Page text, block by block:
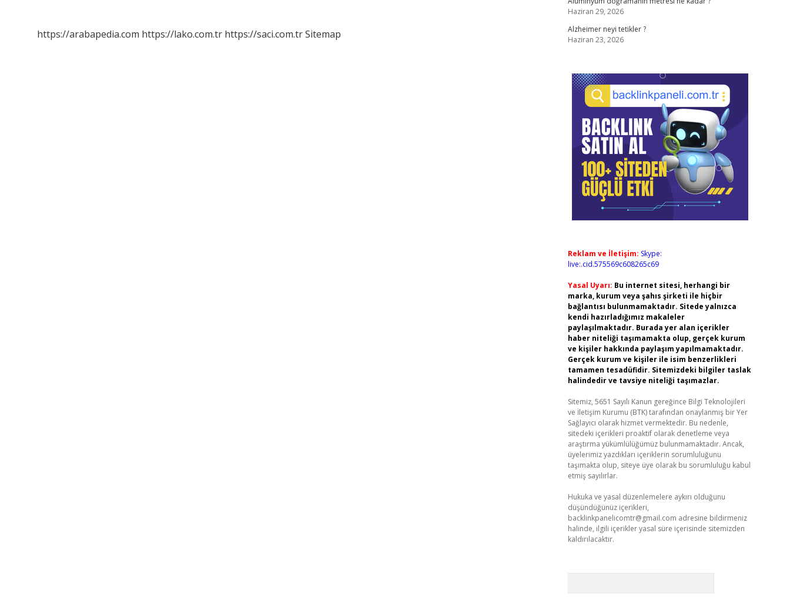
https://arabapedia.com https://lako.com.tr https://saci.com.trSitemap
Haziran 29, 2026
Alzheimer neyi tetikler ?
Haziran 23, 2026
Reklam ve İletişim: Skype:
live:.cid.575569c608265c69
Yasal Uyarı: Bu internet sitesi, herhangi bir
marka, kurum veya şahıs şirketi ile hiçbir
bağlantısı bulunmamaktadır. Sitede yalnızca
kendi hazırladığımız makaleler
paylaşılmaktadır. Burada yer alan içerikler
haber niteliği taşımamakta olup, gerçek kurum
ve kişiler hakkında paylaşım yapılmamaktadır.
Gerçek kurum ve kişiler ile isim benzerlikleri
tamamen tesadüfidir. Sitemizdeki bilgiler taslak
halindedir ve tavsiye niteliği taşımazlar.
Sitemiz, 5651 Sayılı Kanun gereğince Bilgi Teknolojileri
ve İletişim Kurumu (BTK) tarafından onaylanmış bir Yer
Sağlayıcı olarak hizmet vermektedir. Bu nedenle,
sitedeki içerikleri proaktif olarak denetleme veya
araştırma yükümlülüğümüz bulunmamaktadır. Ancak,
üyelerimiz yazdıkları içeriklerin sorumluluğunu
taşımakta olup, siteye üye olarak bu sorumluluğu kabul
etmiş sayılırlar.
Hukuka ve yasal düzenlemelere aykırı olduğunu
düşündüğünüz içerikleri,
backlinkpanelicomtr@gmail.com adresine bildirmeniz
halinde, ilgili içerikler yasal süre içerisinde sitemizden
kaldırılacaktır.